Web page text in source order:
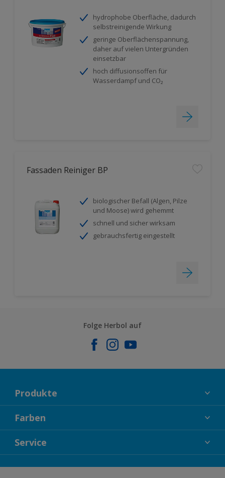
hydrophobe Oberfläche, dadurch
selbstreinigende Wirkung
geringe Oberflächenspannung,
daher auf vielen Untergründen
einsetzbar
hoch diffusionsoffen für
Wasserdampf und CO₂
Fassaden Reiniger BP
biologischer Befall (Algen, Pilze
und Moose) wird gehemmt
schnell und sicher wirksam
gebrauchsfertig eingestellt
Folge Herbol auf
Produkte
FASSADENFARBEN
INNENFARBEN
LACKE
Farben
KOLLEKTIONEN
FARBTRENDS
FARBBERATUNG
Service